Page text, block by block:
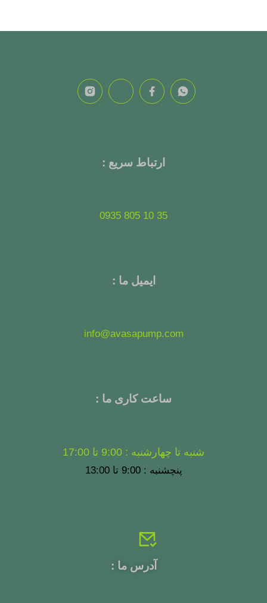
ارتباط سریع :
35 10 805 0935
ایمیل ما :
info@avasapump.com
ساعت کاری ما :
شنبه تا چهارشنبه : 9:00 تا 17:00
پنچشنبه : 9:00 تا 13:00
آدرس ما :